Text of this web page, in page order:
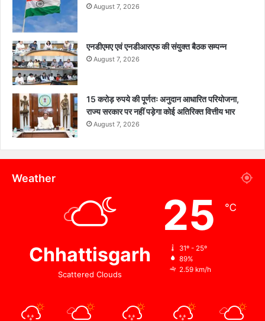
August 7, 2026
एनडीएमए एवं एनडीआरएफ की संयुक्त बैठक सम्पन्न
August 7, 2026
15 करोड़ रुपये की पूर्णतः अनुदान आधारित परियोजना,
राज्य सरकार पर नहीं पड़ेगा कोई अतिरिक्त वित्तीय भार
August 7, 2026
Weather
Chhattisgarh
Scattered Clouds
25 ℃
31º - 25º
89%
2.59 km/h